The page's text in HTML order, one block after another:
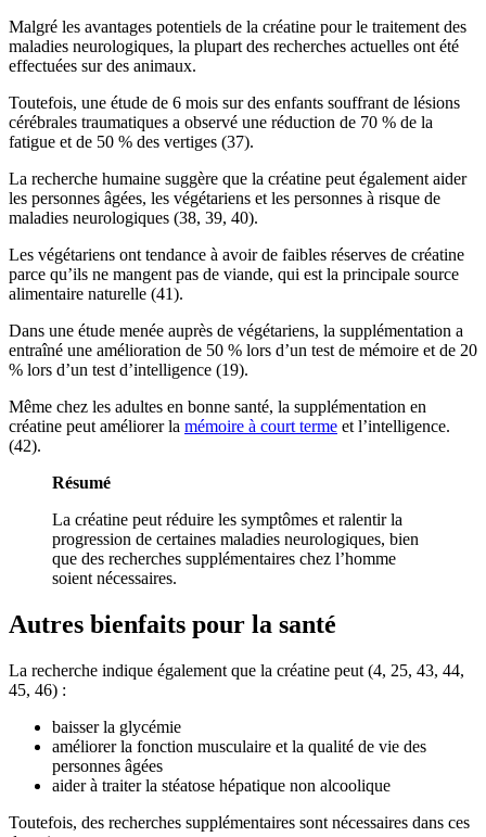
Malgré les avantages potentiels de la créatine pour le traitement des
maladies neurologiques, la plupart des recherches actuelles ont été
effectuées sur des animaux.
Toutefois, une étude de 6 mois sur des enfants souffrant de lésions
cérébrales traumatiques a observé une réduction de 70 % de la
fatigue et de 50 % des vertiges (37).
La recherche humaine suggère que la créatine peut également aider
les personnes âgées, les végétariens et les personnes à risque de
maladies neurologiques (38, 39, 40).
Les végétariens ont tendance à avoir de faibles réserves de créatine
parce qu’ils ne mangent pas de viande, qui est la principale source
alimentaire naturelle (41).
Dans une étude menée auprès de végétariens, la supplémentation a
entraîné une amélioration de 50 % lors d’un test de mémoire et de 20
% lors d’un test d’intelligence (19).
Même chez les adultes en bonne santé, la supplémentation en
créatine peut améliorer la mémoire à court terme et l’intelligence.
(42).
Résumé
La créatine peut réduire les symptômes et ralentir la
progression de certaines maladies neurologiques, bien
que des recherches supplémentaires chez l’homme
soient nécessaires.
Autres bienfaits pour la santé
La recherche indique également que la créatine peut (4, 25, 43, 44,
45, 46) :
baisser la glycémie
améliorer la fonction musculaire et la qualité de vie des
personnes âgées
aider à traiter la stéatose hépatique non alcoolique
Toutefois, des recherches supplémentaires sont nécessaires dans ces